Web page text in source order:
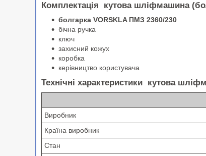
Комплектація кутова шліфмашина
болгарка VORSKLA ПМЗ 2360/230
бічна ручка
ключ
захисний кожух
коробка
керівництво користувача
Технічні характеристики кутова
Виробник
Країна виробник
Стан